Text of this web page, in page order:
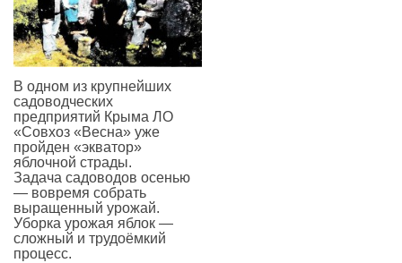
В одном из крупнейших
садоводческих
предприятий Крыма ЛО
«Совхоз «Весна» уже
пройден «экватор»
яблочной страды.
Задача садоводов осенью
— вовремя собрать
выращенный урожай.
Уборка урожая яблок —
сложный и трудоёмкий
процесс.